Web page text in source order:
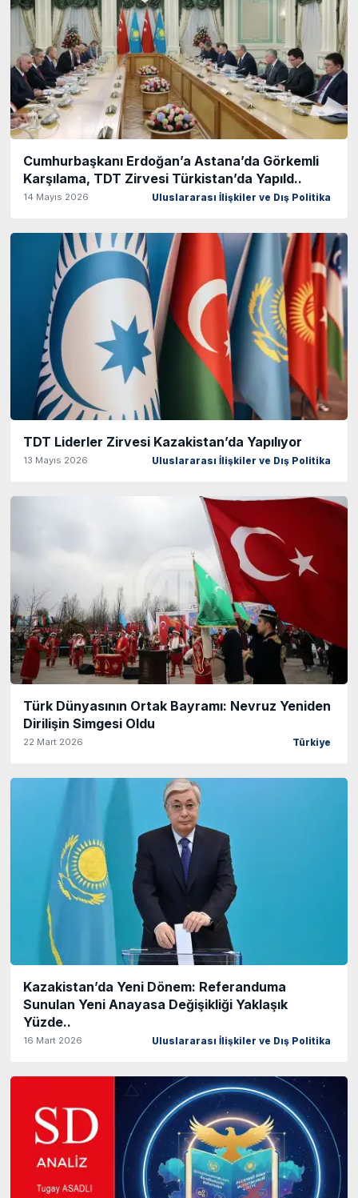
Cumhurbaşkanı Erdoğan’a Astana’da Görkemli
Karşılama, TDT Zirvesi Türkistan’da Yapıld..
14 Mayıs 2026 Uluslararası İlişkiler ve Dış Politika
TDT Liderler Zirvesi Kazakistan’da Yapılıyor
13 Mayıs 2026 Uluslararası İlişkiler ve Dış Politika
Türk Dünyasının Ortak Bayramı: Nevruz Yeniden
Dirilişin Simgesi Oldu
22 Mart 2026 Türkiye
Kazakistan’da Yeni Dönem: Referanduma
Sunulan Yeni Anayasa Değişikliği Yaklaşık
Yüzde..
16 Mart 2026 Uluslararası İlişkiler ve Dış Politika